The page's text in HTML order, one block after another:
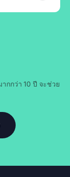
กกว่า 10 ปี จะช่วย